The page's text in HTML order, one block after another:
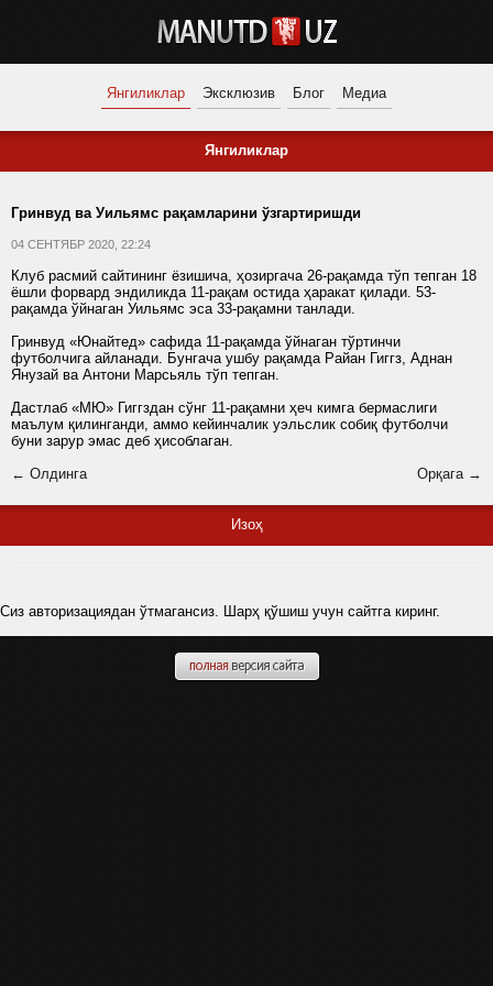
Янгиликлар Эксклюзив Блог Медиа
Янгиликлар
Гринвуд ва Уильямс рақамларини ўзгартиришди
04 СЕНТЯБР 2020, 22:24
Клуб расмий сайтининг ёзишича, ҳозиргача 26-рақамда тўп тепган 18
ёшли форвард эндиликда 11-рақам остида ҳаракат қилади. 53-
рақамда ўйнаган Уильямс эса 33-рақамни танлади.
Гринвуд «Юнайтед» сафида 11-рақамда ўйнаган тўртинчи
футболчига айланади. Бунгача ушбу рақамда Райан Гиггз, Аднан
Янузай ва Антони Марсьяль тўп тепган.
Дастлаб «МЮ» Гиггздан сўнг 11-рақамни ҳеч кимга бермаслиги
маълум қилинганди, аммо кейинчалик уэльслик собиқ футболчи
буни зарур эмас деб ҳисоблаган.
← Олдинга
Орқага →
Изоҳ
Сиз авторизациядан ўтмагансиз. Шарҳ қўшиш учун сайтга киринг.